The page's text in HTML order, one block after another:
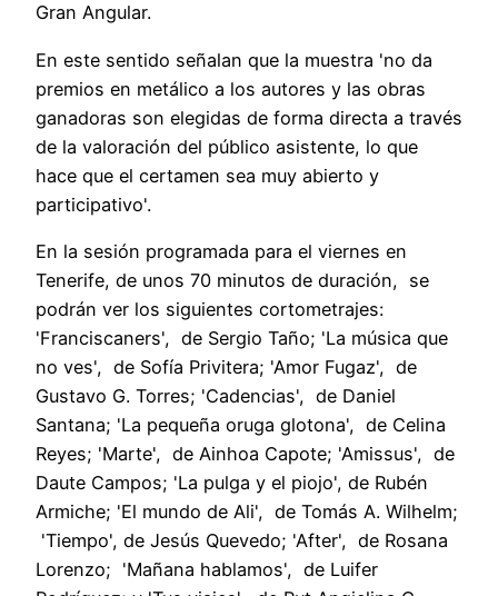
Gran Angular.
En este sentido señalan que la muestra 'no da
premios en metálico a los autores y las obras
ganadoras son elegidas de forma directa a través
de la valoración del público asistente, lo que
hace que el certamen sea muy abierto y
participativo'.
En la sesión programada para el viernes en
Tenerife, de unos 70 minutos de duración, se
podrán ver los siguientes cortometrajes:
'Franciscaners', de Sergio Taño; 'La música que
no ves', de Sofía Privitera; 'Amor Fugaz', de
Gustavo G. Torres; 'Cadencias', de Daniel
Santana; 'La pequeña oruga glotona', de Celina
Reyes; 'Marte', de Ainhoa Capote; 'Amissus', de
Daute Campos; 'La pulga y el piojo', de Rubén
Armiche; 'El mundo de Ali', de Tomás A. Wilhelm;
'Tiempo', de Jesús Quevedo; 'After', de Rosana
Lorenzo; 'Mañana hablamos', de Luifer